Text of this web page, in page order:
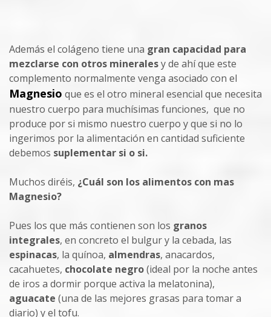
Además el colágeno tiene una gran capacidad para
mezclarse con otros mineralesy de ahí que este
complemento normalmente venga asociado con el
Magnesio que es el otro mineral esencial que necesita
nuestro cuerpo para muchísimas funciones, que no
produce por si mismo nuestro cuerpo y que si no lo
ingerimos por la alimentación en cantidad suficiente
debemos suplementar si o si.
Muchos diréis, ¿Cuál son los alimentos con mas
Magnesio?
Pues los que más contienen son los granos
integrales, en concreto el bulgur y la cebada, las
espinacas, la quínoa, almendras, anacardos,
cacahuetes, chocolate negro(ideal por la noche antes
de iros a dormir porque activa la melatonina),
aguacate (una de las mejores grasas para tomar a
diario) y el tofu.